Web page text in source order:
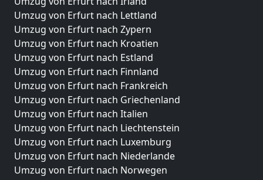
Umzug von Erfurt nach Lettland
Umzug von Erfurt nach Zypern
Umzug von Erfurt nach Kroatien
Umzug von Erfurt nach Estland
Umzug von Erfurt nach Finnland
Umzug von Erfurt nach Frankreich
Umzug von Erfurt nach Griechenland
Umzug von Erfurt nach Italien
Umzug von Erfurt nach Liechtenstein
Umzug von Erfurt nach Luxemburg
Umzug von Erfurt nach Niederlande
Umzug von Erfurt nach Norwegen